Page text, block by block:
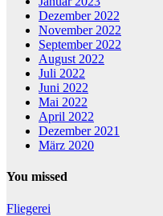
Dezember 2022
November 2022
September 2022
August 2022
Juli 2022
Juni 2022
Mai 2022
April 2022
Dezember 2021
März 2020
You missed
Fliegerei